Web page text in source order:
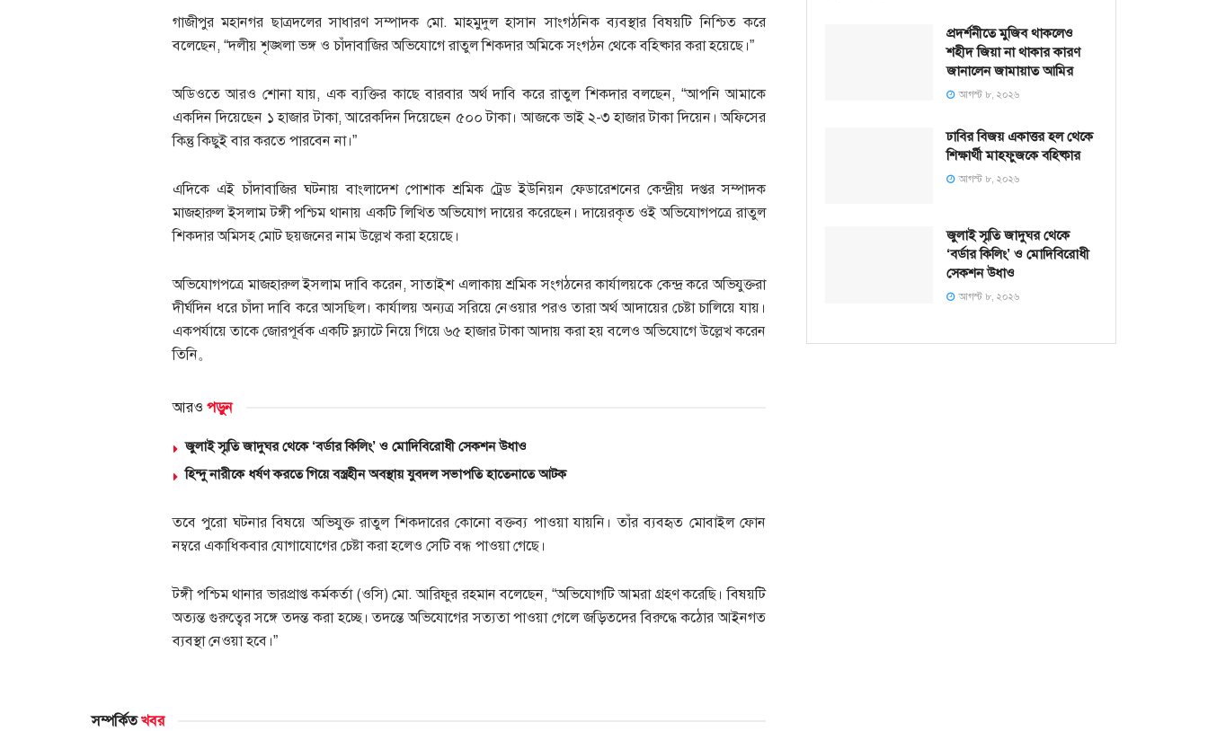
গাজীপুর মহানগর ছাত্রদলের সাধারণ সম্পাদক মো. মাহমুদুল হাসান সাংগঠনিক ব্যবস্থার বিষয়টি নিশ্চিত করে
বলেছেন, “দলীয় শৃঙ্খলা ভঙ্গ ও চাঁদাবাজির অভিযোগে রাতুল শিকদার অমিকে সংগঠন থেকে বহিষ্কার করা হয়েছে।”
অডিওতে আরও শোনা যায়, এক ব্যক্তির কাছে বারবার অর্থ দাবি করে রাতুল শিকদার বলছেন, “আপনি আমাকে
একদিন দিয়েছেন ১ হাজার টাকা, আরেকদিন দিয়েছেন ৫০০ টাকা। আজকে ভাই ২-৩ হাজার টাকা দিয়েন। অফিসের
কিন্তু কিছুই বার করতে পারবেন না।”
এদিকে এই চাঁদাবাজির ঘটনায় বাংলাদেশ পোশাক শ্রমিক ট্রেড ইউনিয়ন ফেডারেশনের কেন্দ্রীয় দপ্তর সম্পাদক
মাজহারুল ইসলাম টঙ্গী পশ্চিম থানায় একটি লিখিত অভিযোগ দায়ের করেছেন। দায়েরকৃত ওই অভিযোগপত্রে রাতুল
শিকদার অমিসহ মোট ছয়জনের নাম উল্লেখ করা হয়েছে।
অভিযোগপত্রে মাজহারুল ইসলাম দাবি করেন, সাতাইশ এলাকায় শ্রমিক সংগঠনের কার্যালয়কে কেন্দ্র করে অভিযুক্তরা
দীর্ঘদিন ধরে চাঁদা দাবি করে আসছিল। কার্যালয় অন্যত্র সরিয়ে নেওয়ার পরও তারা অর্থ আদায়ের চেষ্টা চালিয়ে যায়।
একপর্যায়ে তাকে জোরপূর্বক একটি ফ্ল্যাটে নিয়ে গিয়ে ৬৫ হাজার টাকা আদায় করা হয় বলেও অভিযোগে উল্লেখ করেন
তিনি。
আরও পড়ুন
জুলাই স্মৃতি জাদুঘর থেকে ‘বর্ডার কিলিং’ ও মোদিবিরোধী সেকশন উধাও
হিন্দু নারীকে ধর্ষণ করতে গিয়ে বস্ত্রহীন অবস্থায় যুবদল সভাপতি হাতেনাতে আটক
তবে পুরো ঘটনার বিষয়ে অভিযুক্ত রাতুল শিকদারের কোনো বক্তব্য পাওয়া যায়নি। তাঁর ব্যবহৃত মোবাইল ফোন
নম্বরে একাধিকবার যোগাযোগের চেষ্টা করা হলেও সেটি বন্ধ পাওয়া গেছে।
টঙ্গী পশ্চিম থানার ভারপ্রাপ্ত কর্মকর্তা (ওসি) মো. আরিফুর রহমান বলেছেন, “অভিযোগটি আমরা গ্রহণ করেছি। বিষয়টি
অত্যন্ত গুরুত্বের সঙ্গে তদন্ত করা হচ্ছে। তদন্তে অভিযোগের সত্যতা পাওয়া গেলে জড়িতদের বিরুদ্ধে কঠোর আইনগত
ব্যবস্থা নেওয়া হবে।”
সম্পর্কিতখবর
প্রদর্শনীতে মুজিব থাকলেও
শহীদ জিয়া না থাকার কারণ
জানালেন জামায়াত আমির
আগস্ট ৮, ২০২৬
ঢাবির বিজয় একাত্তর হল থেকে
শিক্ষার্থী মাহফুজকে বহিষ্কার
আগস্ট ৮, ২০২৬
জুলাই স্মৃতি জাদুঘর থেকে
‘বর্ডার কিলিং’ ও মোদিবিরোধী
সেকশন উধাও
আগস্ট ৮, ২০২৬